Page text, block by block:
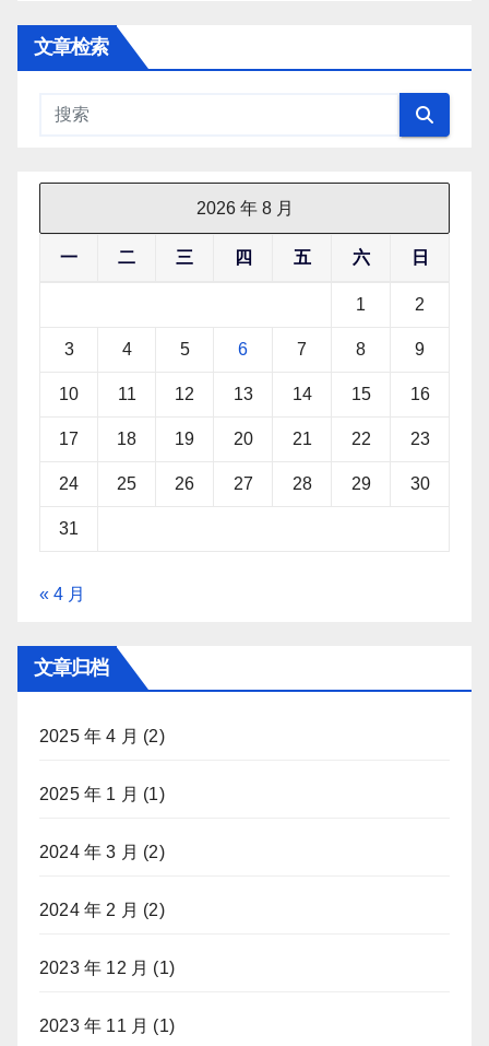
文章检索
2026 年 8 月
一 二 三 四 五 六 日
1 2
3 4 5 6 7 8 9
10 11 12 13 14 15 16
17 18 19 20 21 22 23
24 25 26 27 28 29 30
31
« 4 月
文章归档
2025 年 4 月 (2)
2025 年 1 月 (1)
2024 年 3 月 (2)
2024 年 2 月 (2)
2023 年 12 月 (1)
2023 年 11 月 (1)